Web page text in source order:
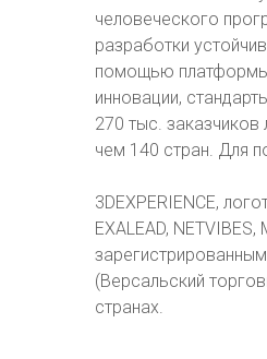
человеческого
разработки
помощью платформы
инновации,
270 тыс.
чем 140 стран. Для
3DEXPERIENCE,
EXALEAD,
(Версальский
странах.